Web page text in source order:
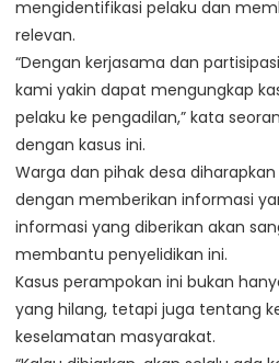
mengidentifikasi pelaku dan
relevan.
“Dengan kerjasama dan
kami yakin dapat mengungkap
pelaku ke pengadilan,” kata
dengan kasus ini.
Warga dan pihak desa
dengan memberikan informasi
informasi yang diberikan akan
membantu penyelidikan ini.
Kasus perampokan ini bukan
yang hilang, tetapi juga tentang
keselamatan masyarakat.